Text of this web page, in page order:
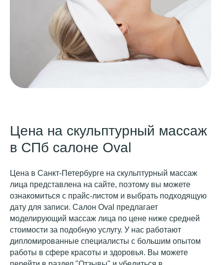
Цена на скульптурный массаж
в СПб салоне Oval
Цена в Санкт-Петербурге на скульптурный массаж
лица представлена на сайте, поэтому вы можете
ознакомиться с прайс-листом и выбрать подходящую
дату для записи. Салон Oval предлагает
моделирующий массаж лица по цене ниже средней
стоимости за подобную услугу. У нас работают
дипломированные специалисты с большим опытом
работы в сфере красоты и здоровья. Вы можете
+7 (921) 331-38-
Комендантский
проспект)
+7 (931) 333-88-83
Написать нам:
info@ovalface.ru
(ст.м. Фрунзенская)
+7 (921) 331-38-33
(ст. м. Комендантский
проспект)
+7 (931) 333-88-83
info@ovalface.ru
Реквизиты ООО
ОГРН 1227800056550
Договор оферты
Вакансии
Политика
конфиденциальности
Задизайнено